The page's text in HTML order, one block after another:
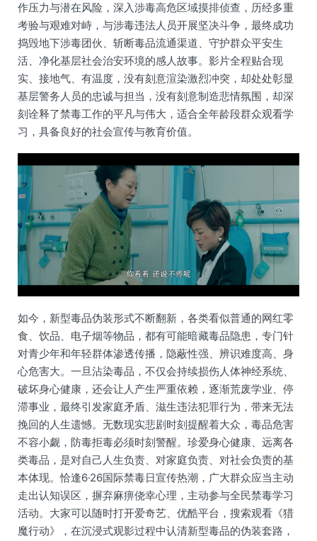
作压力与潜在风险，深入涉毒高危区域摸排侦查，历经多重
考验与艰难对峙，与涉毒违法人员开展坚决斗争，最终成功
捣毁地下涉毒团伙、斩断毒品流通渠道、守护群众平安生
活、净化基层社会治安环境的感人故事。影片全程贴合现
实、接地气、有温度，没有刻意渲染激烈冲突，却处处彰显
基层警务人员的忠诚与担当，没有刻意制造悲情氛围，却深
刻诠释了禁毒工作的平凡与伟大，适合全年龄段群众观看学
习，具备良好的社会宣传与教育价值。
如今，新型毒品伪装形式不断翻新，各类看似普通的网红零
食、饮品、电子烟等物品，都有可能暗藏毒品隐患，专门针
对青少年和年轻群体渗透传播，隐蔽性强、辨识难度高、身
心危害大。一旦沾染毒品，不仅会持续损伤人体神经系统、
破坏身心健康，还会让人产生严重依赖，逐渐荒废学业、停
滞事业，最终引发家庭矛盾、滋生违法犯罪行为，带来无法
挽回的人生遗憾。无数现实悲剧时刻提醒着大众，毒品危害
不容小觑，防毒拒毒必须时刻警醒。珍爱身心健康、远离各
类毒品，是对自己人生负责、对家庭负责、对社会负责的基
本体现。恰逢6·26国际禁毒日宣传热潮，广大群众应当主动
走出认知误区，摒弃麻痹侥幸心理，主动参与全民禁毒学习
活动。大家可以随时打开爱奇艺、优酷平台，搜索观看《猎
魔行动》，在沉浸式观影过程中认清新型毒品的伪装套路，